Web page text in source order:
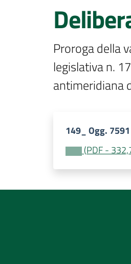
Proroga della
legislativa n.
antimeridiana
149_ Ogg.
(PDF-